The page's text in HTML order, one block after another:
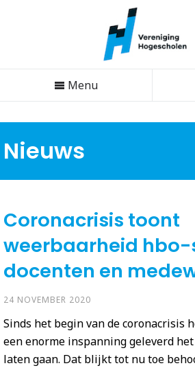
Menu
Nieuws
Coronacrisis toont
weerbaarheid
docenten en
24 NOVEMBER 2020
Sinds het begin van de coronacrisis
een enorme inspanning geleverd
laten gaan. Dat blijkt tot nu toe